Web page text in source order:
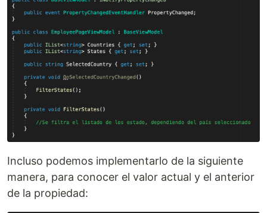
Incluso podemos implementarlo de la siguiente
manera, para conocer el valor actual y el anterior
de la propiedad: